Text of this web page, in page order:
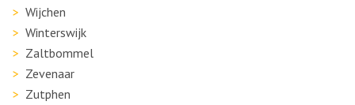
Wijchen
Winterswijk
Zaltbommel
Zevenaar
Zutphen